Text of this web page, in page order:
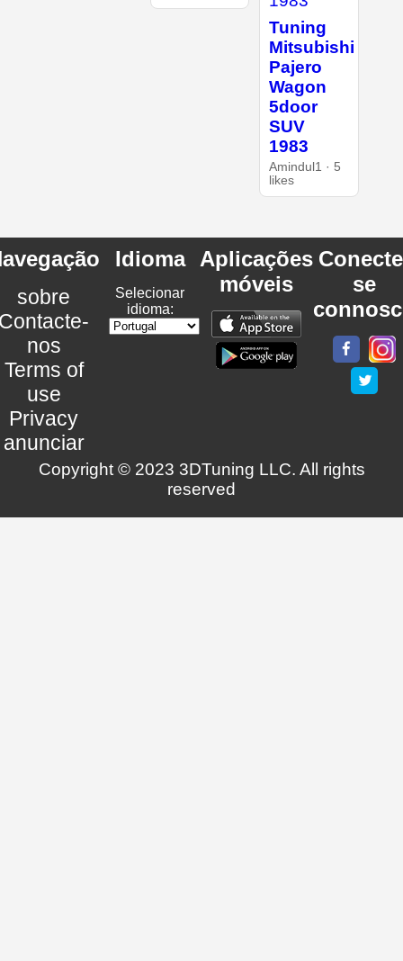
Tuning
Mitsubishi
Pajero
Wagon
5door
SUV
1983
Amindul1 · 5
likes
sobre
nos
Terms of
use
Privacy
anunciar
Idioma
Selecionar
idioma:
Aplicações
móveis
se
Copyright © 2023 3DTuning LLC. All rights
reserved